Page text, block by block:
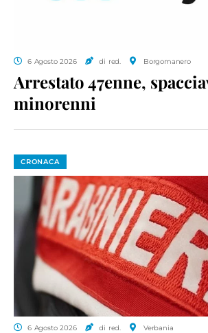
6 Agosto 2026 di red. Borgomanero
Arrestato 47enne,
minorenni
CRONACA
6 Agosto 2026 di red. Verbania